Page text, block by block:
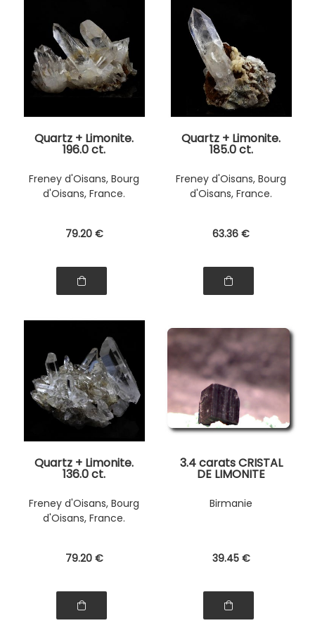
Quartz + Limonite.
196.0 ct.
Freney d'Oisans, Bourg
d'Oisans, France.
79.20 €
Quartz + Limonite.
185.0 ct.
Freney d'Oisans, Bourg
d'Oisans, France.
63.36 €
Quartz + Limonite.
136.0 ct.
Freney d'Oisans, Bourg
d'Oisans, France.
79.20 €
3.4 carats CRISTAL
DE LIMONITE
Birmanie
39.45 €